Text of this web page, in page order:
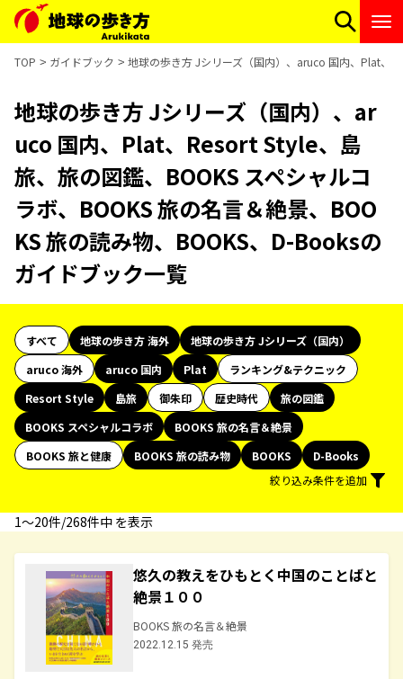
TOP ガイドブック 地球の歩き方 Jシリーズ（国内）、aruco 国内、Plat、
地球の歩き方 Jシリーズ（国内）、ar
uco 国内、Plat、Resort Style、島
旅、旅の図鑑、BOOKS スペシャルコ
ラボ、BOOKS 旅の名言＆絶景、BOO
KS 旅の読み物、BOOKS、D-Booksの
ガイドブック一覧
すべて 地球の歩き方 海外
地球の歩き方 Jシリーズ（国内）
aruco 海外
aruco 国内 Plat
ランキング&テクニック
Resort Style
島旅 御朱印 歴史時代
旅の図鑑
BOOKS スペシャルコラボ
BOOKS 旅の名言＆絶景
BOOKS 旅と健康
BOOKS 旅の読み物 BOOKS
D-Books
絞り込み条件を追加
1〜20件/268件中 を表示
悠久の教えをひもとく中国のことばと
絶景１００
BOOKS 旅の名言＆絶景
2022.12.15 発売